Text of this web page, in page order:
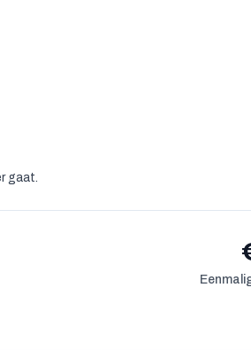
gaat.